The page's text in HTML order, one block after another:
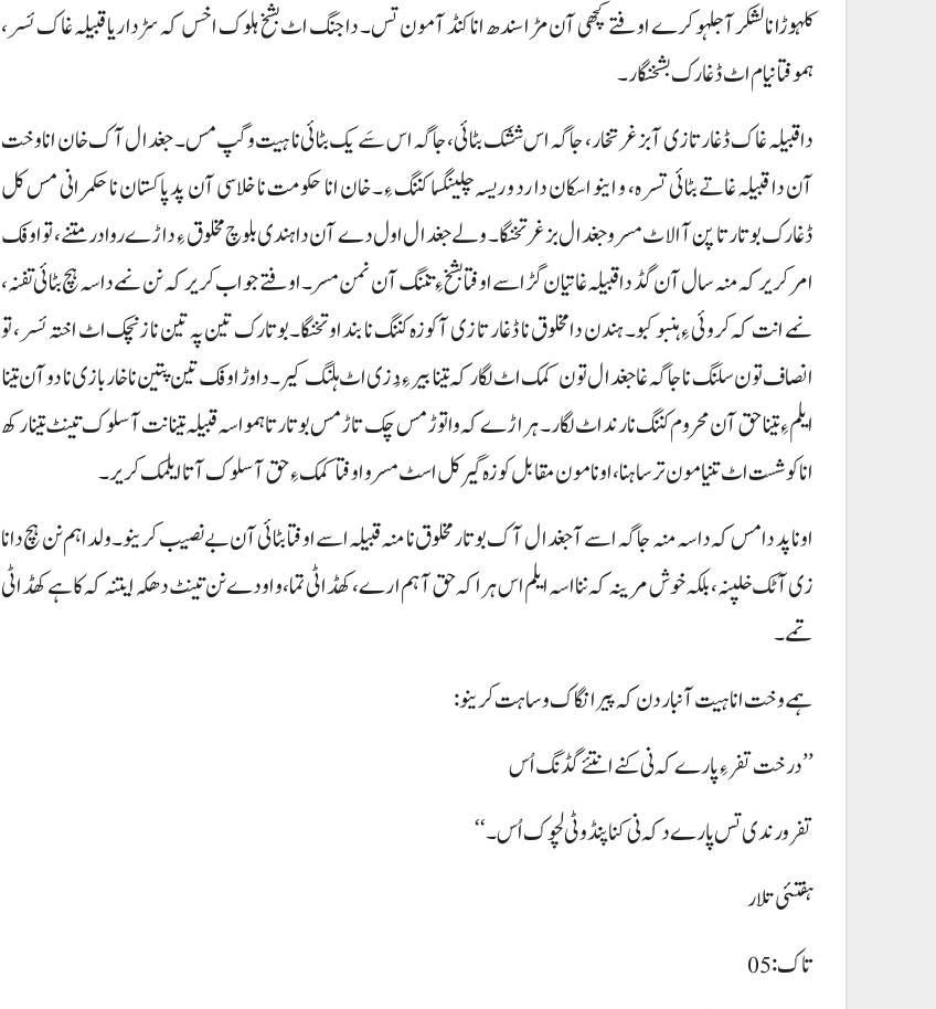
کلہوڑا نا لشکر آ جلہو کرے اوفتے کچھی آن مڑا سندھ انا کنڈ آ مون تس۔ دا جنگ اٹ بشخ ہلوک اخس کہ سڑدار یا قبیلہ غاک ئسر،
ہموفتا نیام اٹ ڈغارک بشخنگار۔
دا قبیلہ غاک ڈغار تا زی آ بزغر تخار، جاگہ اس ششک بٹائی، جاگہ اس سَے یک بٹائی نا ہیت و گپ مس۔ جغدال آک خان انا وخت
آن دا قبیلہ غاتے بٹائی تسرہ، و اینو اسکان دا رد و ریسہ چلینگسا کننگ ءِ۔ خان انا حکومت نا خلاسی آن پد پاکستان نا حکمرانی مس کل
ڈغارک بوتار تا پن آ الاٹ مسر و جغدال بزغر تخنگا۔ ولے جغدال اول دے آن دا ہندی بلوچ مخلوق ءِ داڑے روادر متنے، تو اوفک
امر کریر کہ منہ سال آن گڈ دا قبیلہ غاتیان گڑاسے اوفتا بشخ ءِ تننگ آن نمن مسر۔ اوفتے جواب کریر کہ نن نمے داسہ ہچ بٹائی تفنہ،
نمے انت کہ کروئی ءِ ہنبو کبو۔ ہندن دا مخلوق نا ڈغار تا زی آ کوزہ کننگ نا بنداو تخنگا۔ بوتارک تین پہ تین نا زنچک اٹ اختہ ئسر، تو
انصاف تون سلنگ نا جاگہ غا جغدال تون کمک اٹ لگار کہ تینا بیر ءِ دُزی اٹ ہلنگ کیر۔ دا وڑ اوفک تین پتین نا خار بازی نا دو آن تینا
ایلم ءِ تینا حق آن محروم کننگ نا رند اٹ لگار۔ ہراڑے کہ واتوڑ مس چک تاڑ مس بوتار تا ہمو اسہ قبیلہ تینا نت آ سلوک تینٹ تینا رکھ
انا کوشست اٹ تنیا مون ترسا ہنا، اونا مون مقابل کوزہ گیر کل اسٹ مسر و اوفتا کمک ءِ حق آ سلوک آتا ایلمک کریر۔
اونا پد دا مس کہ داسہ منہ جاگہ اسے آ جغدال آک بوتار مخلوق نا منہ قبیلہ اسے اوفتا بٹائی آن بے نصیب کرینو۔ ولدا ہم نن ہچ دانا
زی آ ٹک خلپنہ، بلکہ خوش مرینہ کہ ننا اسہ ایلم اس ہرا کہ حق آ ہم ارے، کھڈ اٹی تما، و اودے نن تینٹ دھکہ ایتنہ کہ کاہے کھڈ اٹی
تمے ۔
ہمے وخت انا ہیت آنبار دن کہ پیر انگاک وساہت کرینو:
’’درخت تفر ءِ پارے کہ نی کنے انتئے گڈنگ اُس
تفر ورندی تس پارے دکہ نی کنا پنڈو ٹی لچوک اُس۔‘‘
ہفتئی تلار
تاک:05